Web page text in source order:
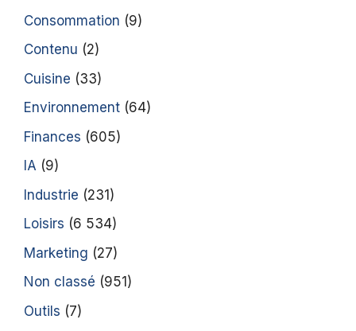
Consommation (9)
Contenu (2)
Cuisine (33)
Environnement (64)
Finances (605)
IA (9)
Industrie (231)
Loisirs (6 534)
Marketing (27)
Non classé (951)
Outils (7)